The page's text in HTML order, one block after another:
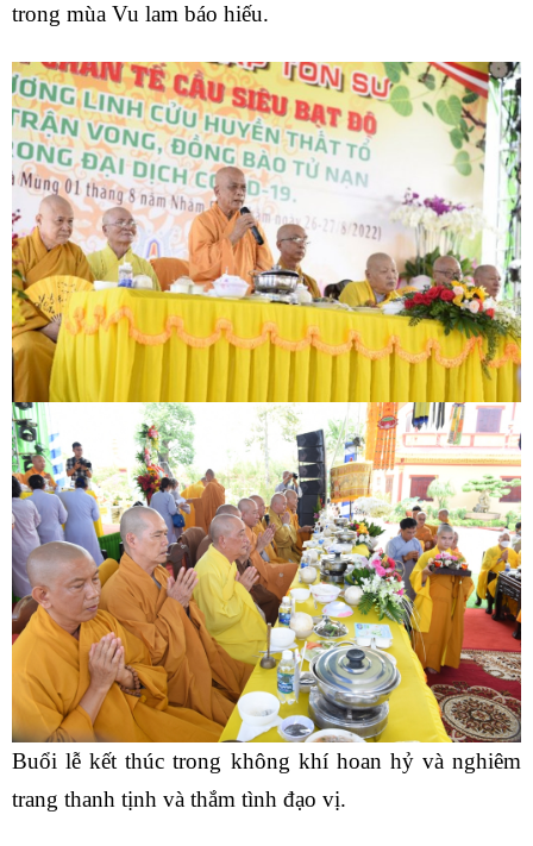
trong mùa Vu lam báo hiếu.
Buổi lễ kết thúc trong không khí hoan hỷ và nghiêm
trang thanh tịnh và thắm tình đạo vị.